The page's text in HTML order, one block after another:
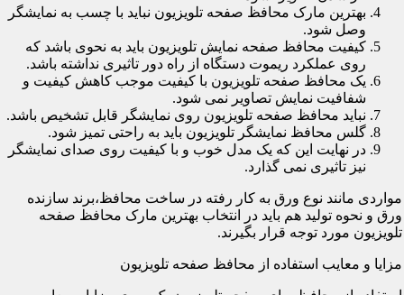
بهترین مارک محافظ صفحه تلویزیون نباید با چسب به نمایشگر
وصل شود.
کیفیت محافظ صفحه نمایش تلویزیون باید به نحوی باشد که
روی عملکرد ریموت دستگاه از راه دور تاثیری نداشته باشد.
یک محافظ صفحه تلویزیون با کیفیت موجب کاهش کیفیت و
شفافیت نمایش تصاویر نمی شود.
نباید محافظ صفحه تلویزیون روی نمایشگر قابل تشخیص باشد.
گلس محافظ نمایشگر تلویزیون باید به راحتی تمیز شود.
در نهایت این که یک مدل خوب و با کیفیت روی صدای نمایشگر
نیز تاثیری نمی گذارد.
مواردی مانند نوع ورق به کار رفته در ساخت محافظ،برند سازنده
ورق و نحوه تولید هم باید در انتخاب بهترین مارک محافظ صفحه
تلویزیون مورد توجه قرار بگیرند.
مزایا و معایب استفاده از محافظ صفحه تلویزیون